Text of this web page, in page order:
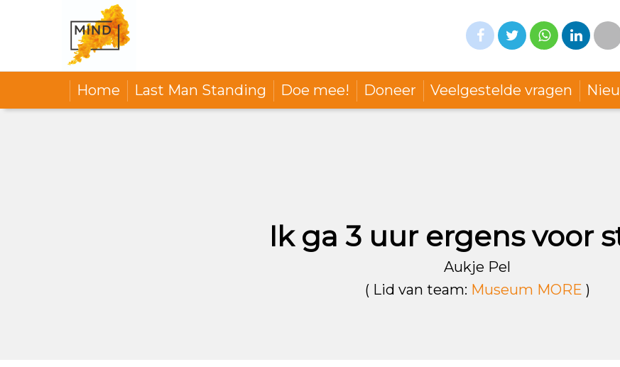
Home Last Man Standing Doe mee! Doneer Veelgestelde vragen
Ik ga 3 uur ergens voor
Aukje Pel
( Lid van team: Museum MORE )